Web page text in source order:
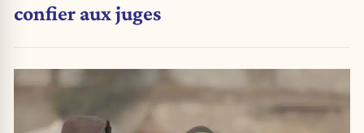
confier aux juges